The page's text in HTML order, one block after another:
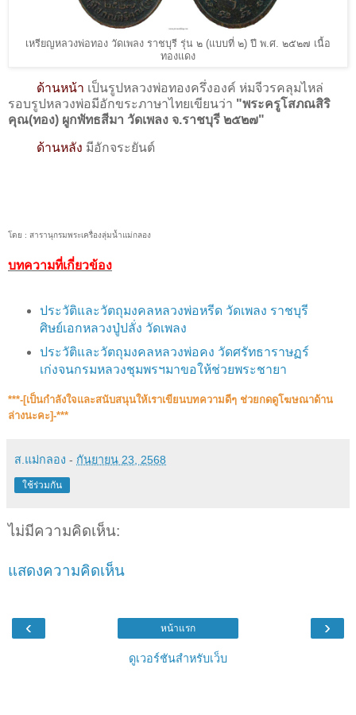
เหรียญหลวงพ่อทอง วัดเพลง ราชบุรี รุ่น ๒ (แบบที่ ๒) ปี พ.ศ. ๒๕๒๗ เนื้อ
ทองแดง
ด้านหน้า เป็นรูปหลวงพ่อทองครึ่งองค์ ห่มจีวรคลุมไหล่
รอบรูปหลวงพ่อมีอักขระภาษาไทยเขียนว่า "พระครูโสภณสิริ
คุณ(ทอง) ผูกพัทธสีมา วัดเพลง จ.ราชบุรี ๒๕๒๗"
ด้านหลัง มีอักจระยันต์
โดย : สารานุกรมพระเครื่องลุ่มน้ำแม่กลอง
บทความที่เกี่ยวข้อง
ประวัติและวัตถุมงคลหลวงพ่อหรีด วัดเพลง ราชบุรี
ศิษย์เอกหลวงปู่ปลั่ง วัดเพลง
ประวัติและวัตถุมงคลหลวงพ่อคง วัดศรัทธาราษฏร์
เก่งจนกรมหลวงชุมพรฯมาขอให้ช่วยพระชายา
***-[เป็นกำลังใจและสนับสนุน​ให้เราเขียนบทความดีๆ ช่วยกดดูโฆษณาด้าน
ล่างนะคะ]-***
ส.แม่กลอง - กันยายน 23, 2568
ใช้ร่วมกัน
ไม่มีความคิดเห็น:
แสดงความคิดเห็น
‹ ›
หน้าแรก
ดูเวอร์ชันสำหรับเว็บ